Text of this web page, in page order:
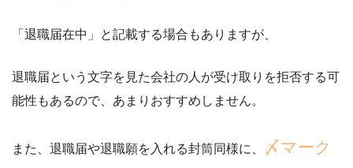
「退職届在中」と記載する場合もありますが、
退職届という文字を見た会社の人が受け取りを拒否する可
能性もあるので、あまりおすすめしません。
また、退職届や退職願を入れる封筒同様に、
〆マーク